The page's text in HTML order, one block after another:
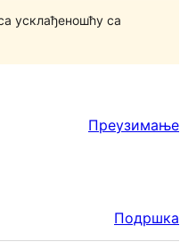
усклађеношћу са
Преузимање
Подршка